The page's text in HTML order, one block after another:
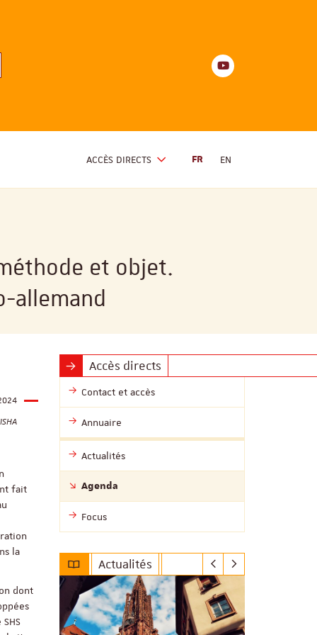
Youtube
ACCÈS DIRECTS FR EN
et objet.
allemand
fait
la
dont
Accès directs
Contact et accès
Annuaire
Actualités
Agenda
Focus
Actualités